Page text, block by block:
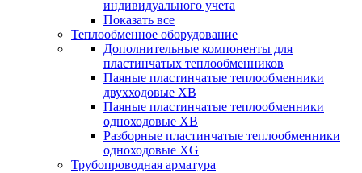
индивидуального учета
Показать все
Теплообменное оборудование
Дополнительные компоненты для
пластинчатых теплообменников
Паяные пластинчатые теплообменники
двухходовые XB
Паяные пластинчатые теплообменники
одноходовые ХВ
Разборные пластинчатые теплообменники
одноходовые ХG
Трубопроводная арматура